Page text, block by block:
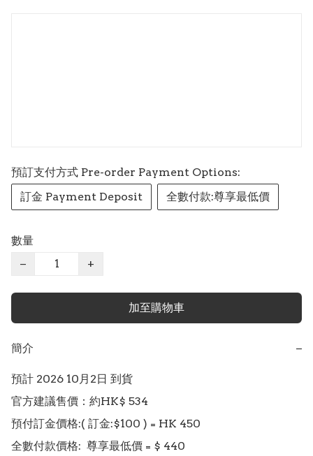
預訂支付方式 Pre-order Payment Options:
訂金 Payment Deposit
全數付款:尊享最低價
數量
−
+
加至購物車
簡介 −
預計 2026 10月2日 到貨
官方建議售價：約HK$ 534
預付訂金價格:( 訂金:$100 ) = HK 450